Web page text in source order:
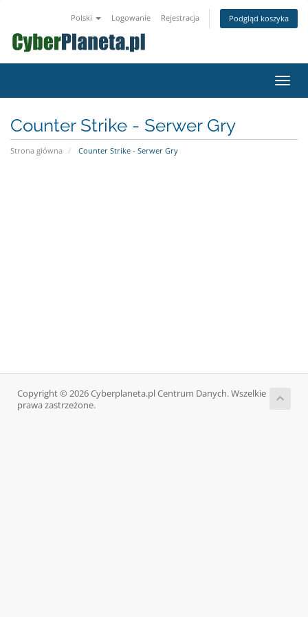
Polski Logowanie Rejestracja Podgląd koszyka
Counter Strike - Serwer Gry
Strona główna Counter Strike - Serwer Gry
Copyright © 2026 Cyberplaneta.pl Centrum Danych. Wszelkie
prawa zastrzeżone.